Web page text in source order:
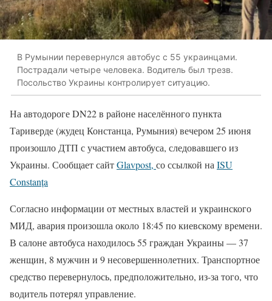
В Румынии перевернулся автобус с 55 украинцами.
Пострадали четыре человека. Водитель был трезв.
Посольство Украины контролирует ситуацию.
На автодороге DN22 в районе населённого пункта
Тариверде (жудец Констанца, Румыния) вечером 25 июня
произошло ДТП с участием автобуса, следовавшего из
Украины. Сообщает сайтGlavpost, со ссылкой на ISU
Constanța
Согласно информации от местных властей и украинского
МИД, авария произошла около 18:45 по киевскому времени.
В салоне автобуса находилось 55 граждан Украины — 37
женщин, 8 мужчин и 9 несовершеннолетних. Транспортное
средство перевернулось, предположительно, из-за того, что
водитель потерял управление.